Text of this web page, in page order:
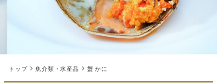
トップ 魚介類・水産品 蟹 かに